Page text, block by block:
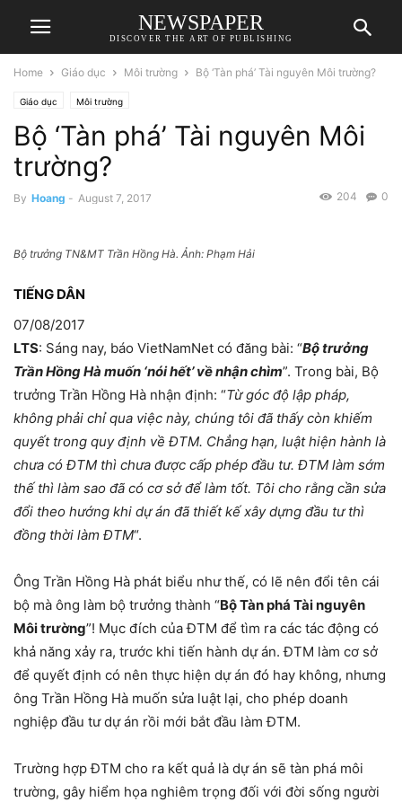
NEWSPAPER
DISCOVER THE ART OF PUBLISHING
Home Giáo dục Môi trường Bộ ‘Tàn phá’ Tài nguyên Môi trường?
Giáo dục Môi trường
Bộ ‘Tàn phá’ Tài nguyên Môi
trường?
By Hoang - August 7, 2017 0
204
Bộ trưởng TN&MT Trần Hồng Hà. Ảnh: Phạm Hải
TIẾNG DÂN
07/08/2017
LTS: Sáng nay, báo VietNamNet có đăng bài: “Bộ trưởng
Trần Hồng Hà muốn ‘nói hết’ về nhận chìm”. Trong bài, Bộ
trưởng Trần Hồng Hà nhận định: “Từ góc độ lập pháp,
không phải chỉ qua việc này, chúng tôi đã thấy còn khiếm
quyết trong quy định về ĐTM. Chẳng hạn, luật hiện hành là
chưa có ĐTM thì chưa được cấp phép đầu tư. ĐTM làm sớm
thế thì làm sao đã có cơ sở để làm tốt. Tôi cho rằng cần sửa
đổi theo hướng khi dự án đã thiết kế xây dựng đầu tư thì
đồng thời làm ĐTM“.
Ông Trần Hồng Hà phát biểu như thế, có lẽ nên đổi tên cái
bộ mà ông làm bộ trưởng thành “Bộ Tàn phá Tài nguyên
Môi trường”! Mục đích của ĐTM để tìm ra các tác động có
khả năng xảy ra, trước khi tiến hành dự án. ĐTM làm cơ sở
để quyết định có nên thực hiện dự án đó hay không, nhưng
ông Trần Hồng Hà muốn sửa luật lại, cho phép doanh
nghiệp đầu tư dự án rồi mới bắt đầu làm ĐTM.
Trường hợp ĐTM cho ra kết quả là dự án sẽ tàn phá môi
trường, gây hiểm họa nghiêm trọng đối với đời sống người